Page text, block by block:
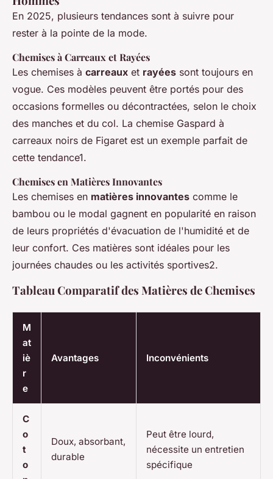
En 2025, plusieurs tendances sont à suivre pour
rester à la pointe de la mode.
Chemises à Carreaux et Rayées
Les chemises à carreaux et rayées sont toujours en
vogue. Ces modèles peuvent être portés pour des
occasions formelles ou décontractées, selon le choix
des manches et du col. La chemise Gaspard à
carreaux noirs de Figaret est un exemple parfait de
cette tendance1.
Chemises en Matières Innovantes
Les chemises en matières innovantes comme le
bambou ou le modal gagnent en popularité en raison
de leurs propriétés d'évacuation de l'humidité et de
leur confort. Ces matières sont idéales pour les
journées chaudes ou les activités sportives2.
Tableau Comparatif des Matières de Chemises
M
at
iè
r
e
Avantages Inconvénients
C
o
t
o
Doux, absorbant,
durable
Peut être lourd,
nécessite un entretien
spécifique